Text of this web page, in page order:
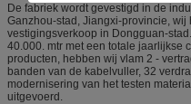
De fabriek wordt gevestigd in de
Ganzhou-stad, Jiangxi-provincie,
vestigingsverkoop in Dongguan-
40.000. mtr met een totale jaarlijkse
producten, hebben wij vlam 2 -
banden van de kabelvuller, 32
modernisering van het testen
uitgevoerd.